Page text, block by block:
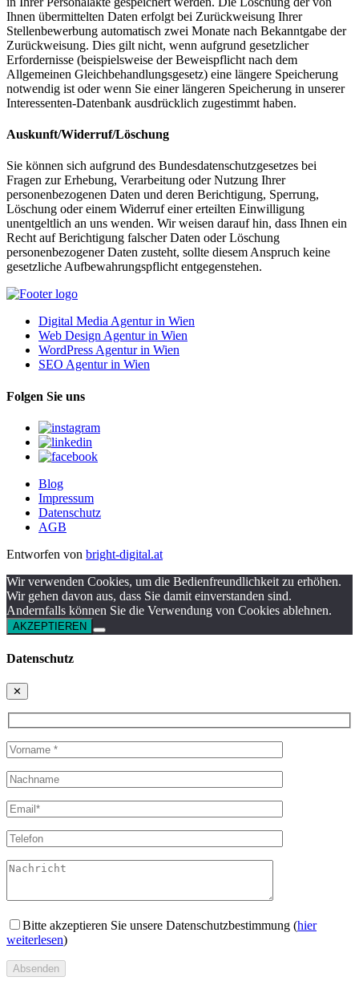
Ihnen übermittelten Daten erfolgt bei Zurückweisung Ihrer
Stellenbewerbung automatisch zwei Monate nach Bekanntgabe der
Zurückweisung. Dies gilt nicht, wenn aufgrund gesetzlicher
Erfordernisse (beispielsweise der Beweispflicht nach dem
Allgemeinen Gleichbehandlungsgesetz) eine längere Speicherung
notwendig ist oder wenn Sie einer längeren Speicherung in unserer
Interessenten-Datenbank ausdrücklich zugestimmt haben.
Auskunft/Widerruf/Löschung
Sie können sich aufgrund des Bundesdatenschutzgesetzes bei
Fragen zur Erhebung, Verarbeitung oder Nutzung Ihrer
personenbezogenen Daten und deren Berichtigung, Sperrung,
Löschung oder einem Widerruf einer erteilten Einwilligung
unentgeltlich an uns wenden. Wir weisen darauf hin, dass Ihnen ein
Recht auf Berichtigung falscher Daten oder Löschung
personenbezogener Daten zusteht, sollte diesem Anspruch keine
gesetzliche Aufbewahrungspflicht entgegenstehen.
Digital Media Agentur in Wien
Web Design Agentur in Wien
WordPress Agentur in Wien
SEO Agentur in Wien
Folgen Sie uns
Blog
Impressum
Datenschutz
AGB
Entworfen von bright-digital.at
Wir verwenden Cookies, um die Bedienfreundlichkeit zu erhöhen.
Wir gehen davon aus, dass Sie damit einverstanden sind.
Andernfalls können Sie die Verwendung von Cookies ablehnen.
AKZEPTIEREN
Datenschutz
✕
Bitte akzeptieren Sie unsere Datenschutzbestimmung (hier
weiterlesen)
Absenden